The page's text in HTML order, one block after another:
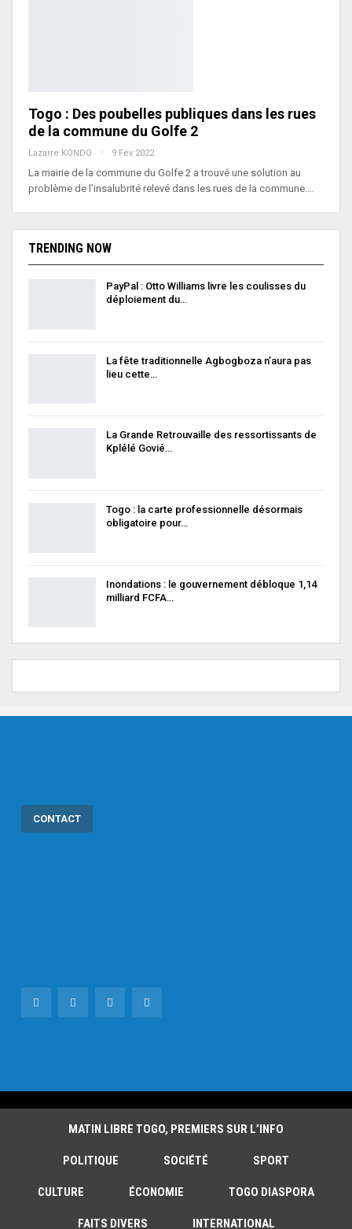
Togo : Des poubelles publiques dans les rues
de la commune du Golfe 2
Lazarre KONDO 9 Fév 2022
La mairie de la commune du Golfe 2 a trouvé une solution au
problème de l’insalubrité relevé dans les rues de la commune.…
TRENDING NOW
PayPal : Otto Williams livre les coulisses du
déploiement du…
La fête traditionnelle Agbogboza n’aura pas
lieu cette…
La Grande Retrouvaille des ressortissants de
Kplélé Govié…
Togo : la carte professionnelle désormais
obligatoire pour…
Inondations : le gouvernement débloque 1,14
milliard FCFA…
CONTACT
MATIN LIBRE TOGO, PREMIERS SUR L’INFO
POLITIQUE SOCIÉTÉ SPORT
CULTURE ÉCONOMIE TOGO DIASPORA
FAITS DIVERS INTERNATIONAL